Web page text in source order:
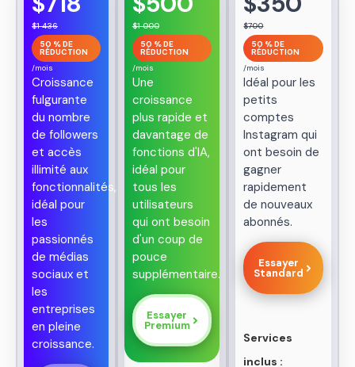
Guillaume Mache
Sarah Klemens
Plan standard
Ashley Taylor
Plan Premium
Laura Noce
Frank Wright
Plan Premium
Terrence Blanchard
Plan standard
$1 436
50 % DE
RÉDUCTION
/mois
Croissance
fulgurante
du nombre
de followers
et accès
illimité aux
fonctionnalités,
idéal pour
les
passionnés
de médias
sociaux et
les
entreprises
en pleine
croissance.
$1 000
50 % DE
RÉDUCTION
/mois
Une
croissance
plus rapide et
davantage de
fonctions d'IA,
idéal pour
tous les
utilisateurs
qui ont besoin
d'un coup de
pouce
supplémentaire.
Essayer
Premium
$700
50 % DE
RÉDUCTION
/mois
Idéal pour les
petits
comptes
Instagram qui
ont besoin de
gagner
rapidement
de nouveaux
abonnés.
Essayer
Standard
Services
inclus :